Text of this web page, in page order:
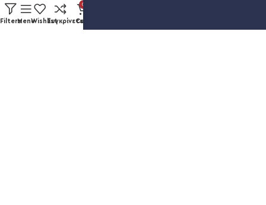
ΛΟΓΑΡΙΑΣΜΟΣ
FiltersMenuWishlistΣυγκρίνετε
0
Cart